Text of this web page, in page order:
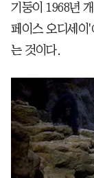
기둥이 1968년
페이스 오디세이
는 것이다.